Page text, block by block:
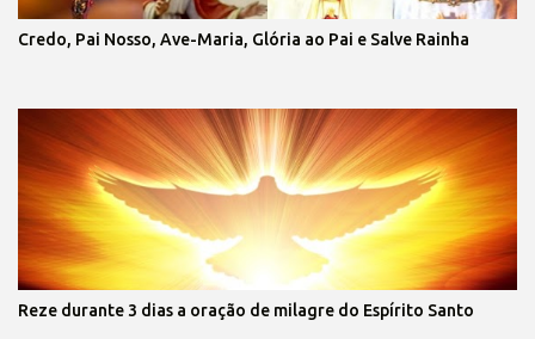
Credo, Pai Nosso, Ave-Maria, Glória ao Pai e Salve Rainha
Reze durante 3 dias a oração de milagre do Espírito Santo